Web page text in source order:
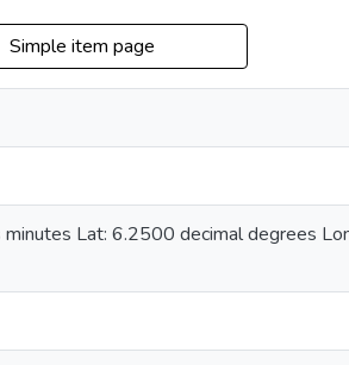
Simple item page
Lat: 6.2500 decimal degrees